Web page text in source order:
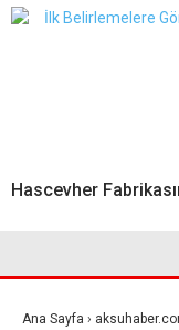
Hascevher
Ana Sayfa ›